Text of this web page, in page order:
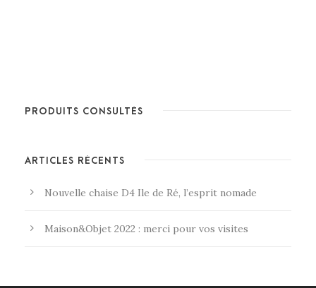
PRODUITS CONSULTÉS
ARTICLES RÉCENTS
Nouvelle chaise D4 Ile de Ré, l’esprit nomade
Maison&Objet 2022 : merci pour vos visites